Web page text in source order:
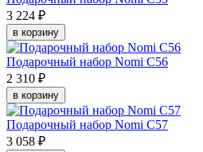
3 224 ₽
в корзину
Подарочный набор Nomi C56
2 310 ₽
в корзину
Подарочный набор Nomi C57
3 058 ₽